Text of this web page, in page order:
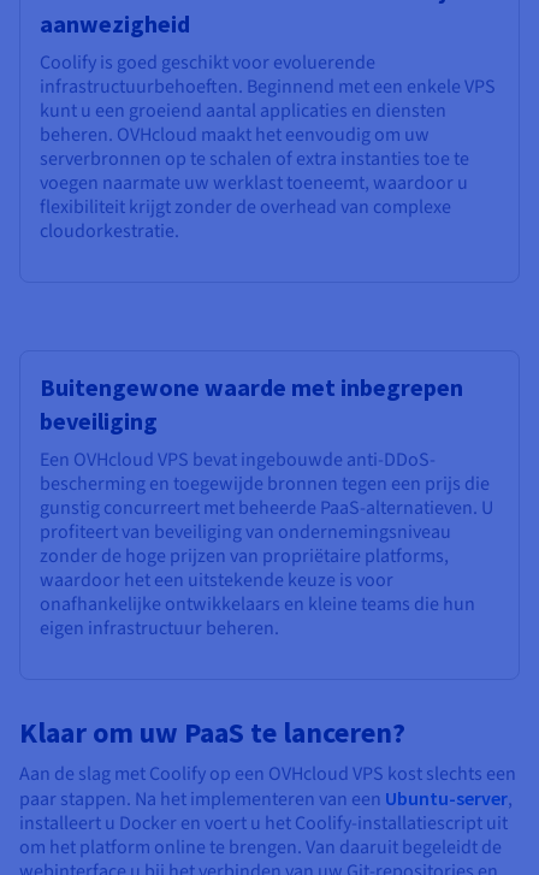
aanwezigheid
Coolify is goed geschikt voor evoluerende
infrastructuurbehoeften. Beginnend met een enkele VPS
kunt u een groeiend aantal applicaties en diensten
beheren. OVHcloud maakt het eenvoudig om uw
serverbronnen op te schalen of extra instanties toe te
voegen naarmate uw werklast toeneemt, waardoor u
flexibiliteit krijgt zonder de overhead van complexe
cloudorkestratie.
Buitengewone waarde met inbegrepen
beveiliging
Een OVHcloud VPS bevat ingebouwde anti-DDoS-
bescherming en toegewijde bronnen tegen een prijs die
gunstig concurreert met beheerde PaaS-alternatieven. U
profiteert van beveiliging van ondernemingsniveau
zonder de hoge prijzen van propriëtaire platforms,
waardoor het een uitstekende keuze is voor
onafhankelijke ontwikkelaars en kleine teams die hun
eigen infrastructuur beheren.
Klaar om uw PaaS te lanceren?
Aan de slag met Coolify op een OVHcloud VPS kost slechts een
paar stappen. Na het implementeren van een Ubuntu-server,
installeert u Docker en voert u het Coolify-installatiescript uit
om het platform online te brengen. Van daaruit begeleidt de